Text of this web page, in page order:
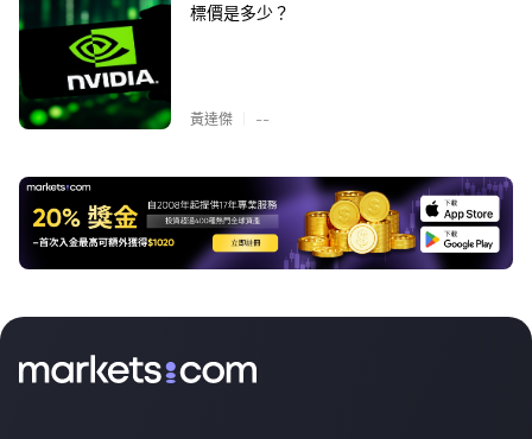
標價是多少？
黃達傑 --